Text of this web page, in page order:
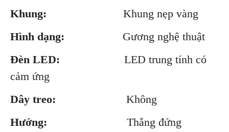
Khung:
Khung nẹp vàng
Hình dạng: Gương nghệ thuật
Đèn LED:
LED trung tính có
cảm ứng
Dây treo: Không
Hướng: Thẳng đứng